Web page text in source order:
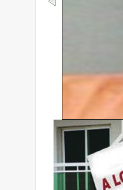
Traite de
L’Antenne
lire plus